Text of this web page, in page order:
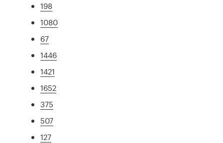
198
1080
67
1446
1421
1652
375
507
127